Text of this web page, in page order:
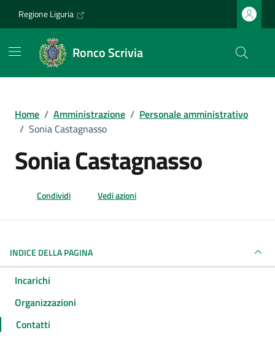
Regione Liguria
Ronco Scrivia
Home / Amministrazione / Personale amministrativo
/ Sonia Castagnasso
Sonia Castagnasso
Condividi Vedi azioni
INDICE DELLA PAGINA
Incarichi
Organizzazioni
Contatti